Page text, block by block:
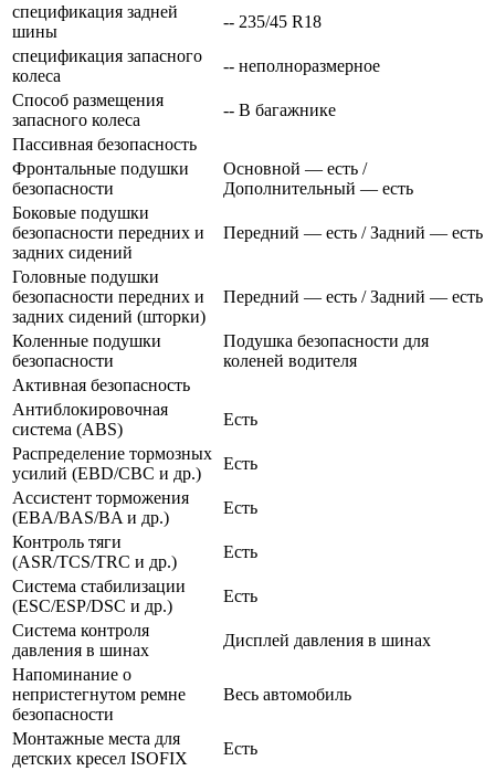
спецификация задней
шины
-- 235/45 R18
спецификация запасного
колеса
-- неполноразмерное
Способ размещения
запасного колеса
-- В багажнике
Пассивная безопасность
Фронтальные подушки
безопасности
Основной — есть /
Дополнительный — есть
Боковые подушки
безопасности передних и
задних сидений
Передний — есть / Задний — есть
Головные подушки
безопасности передних и
задних сидений (шторки)
Передний — есть / Задний — есть
Коленные подушки
безопасности
Подушка безопасности для
коленей водителя
Активная безопасность
Антиблокировочная
система (ABS)
Есть
Распределение тормозных
усилий (EBD/CBC и др.)
Есть
Ассистент торможения
(EBA/BAS/BA и др.)
Есть
Контроль тяги
(ASR/TCS/TRC и др.)
Есть
Система стабилизации
(ESC/ESP/DSC и др.)
Есть
Система контроля
давления в шинах
Дисплей давления в шинах
Напоминание о
непристегнутом ремне
безопасности
Весь автомобиль
Монтажные места для
детских кресел ISOFIX
Есть